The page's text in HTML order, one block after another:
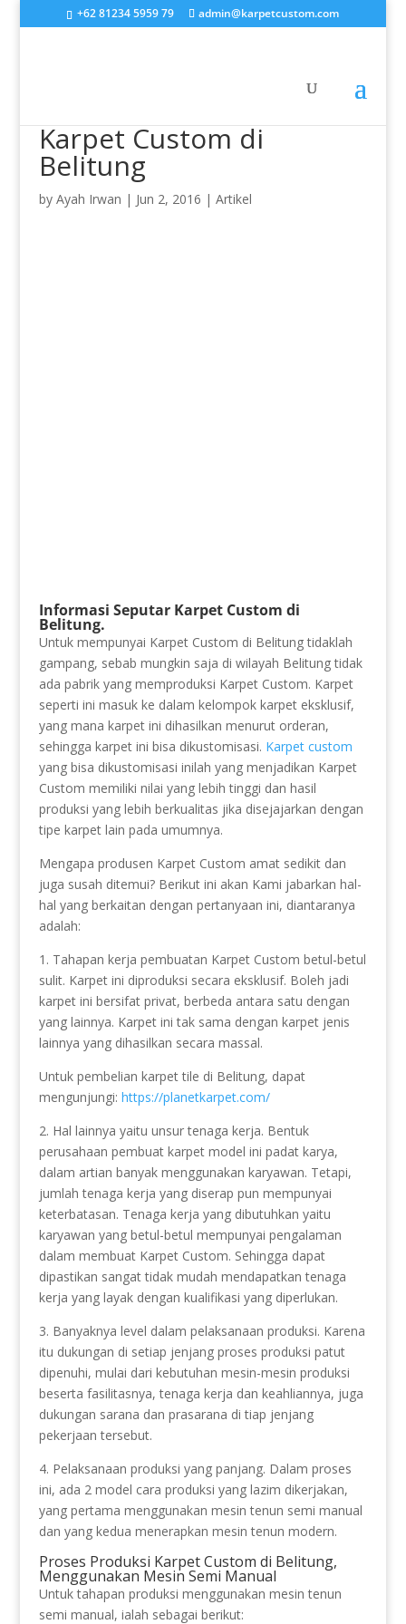
+62 81234 5959 79 admin@karpetcustom.com
Karpet Custom di
Belitung
by Ayah Irwan | Jun 2, 2016 | Artikel
Informasi Seputar Karpet Custom di
Belitung.
Untuk mempunyai Karpet Custom di Belitung tidaklah
gampang, sebab mungkin saja di wilayah Belitung tidak
ada pabrik yang memproduksi Karpet Custom. Karpet
seperti ini masuk ke dalam kelompok karpet eksklusif,
yang mana karpet ini dihasilkan menurut orderan,
sehingga karpet ini bisa dikustomisasi. Karpet custom
yang bisa dikustomisasi inilah yang menjadikan Karpet
Custom memiliki nilai yang lebih tinggi dan hasil
produksi yang lebih berkualitas jika disejajarkan dengan
tipe karpet lain pada umumnya.
Mengapa produsen Karpet Custom amat sedikit dan
juga susah ditemui? Berikut ini akan Kami jabarkan hal-
hal yang berkaitan dengan pertanyaan ini, diantaranya
adalah:
1. Tahapan kerja pembuatan Karpet Custom betul-betul
sulit. Karpet ini diproduksi secara eksklusif. Boleh jadi
karpet ini bersifat privat, berbeda antara satu dengan
yang lainnya. Karpet ini tak sama dengan karpet jenis
lainnya yang dihasilkan secara massal.
Untuk pembelian karpet tile di Belitung, dapat
mengunjungi: https://planetkarpet.com/
2. Hal lainnya yaitu unsur tenaga kerja. Bentuk
perusahaan pembuat karpet model ini padat karya,
dalam artian banyak menggunakan karyawan. Tetapi,
jumlah tenaga kerja yang diserap pun mempunyai
keterbatasan. Tenaga kerja yang dibutuhkan yaitu
karyawan yang betul-betul mempunyai pengalaman
dalam membuat Karpet Custom. Sehingga dapat
dipastikan sangat tidak mudah mendapatkan tenaga
kerja yang layak dengan kualifikasi yang diperlukan.
3. Banyaknya level dalam pelaksanaan produksi. Karena
itu dukungan di setiap jenjang proses produksi patut
dipenuhi, mulai dari kebutuhan mesin-mesin produksi
beserta fasilitasnya, tenaga kerja dan keahliannya, juga
dukungan sarana dan prasarana di tiap jenjang
pekerjaan tersebut.
4. Pelaksanaan produksi yang panjang. Dalam proses
ini, ada 2 model cara produksi yang lazim dikerjakan,
yang pertama menggunakan mesin tenun semi manual
dan yang kedua menerapkan mesin tenun modern.
Proses Produksi Karpet Custom di Belitung,
Menggunakan Mesin Semi Manual
Untuk tahapan produksi menggunakan mesin tenun
semi manual, ialah sebagai berikut: